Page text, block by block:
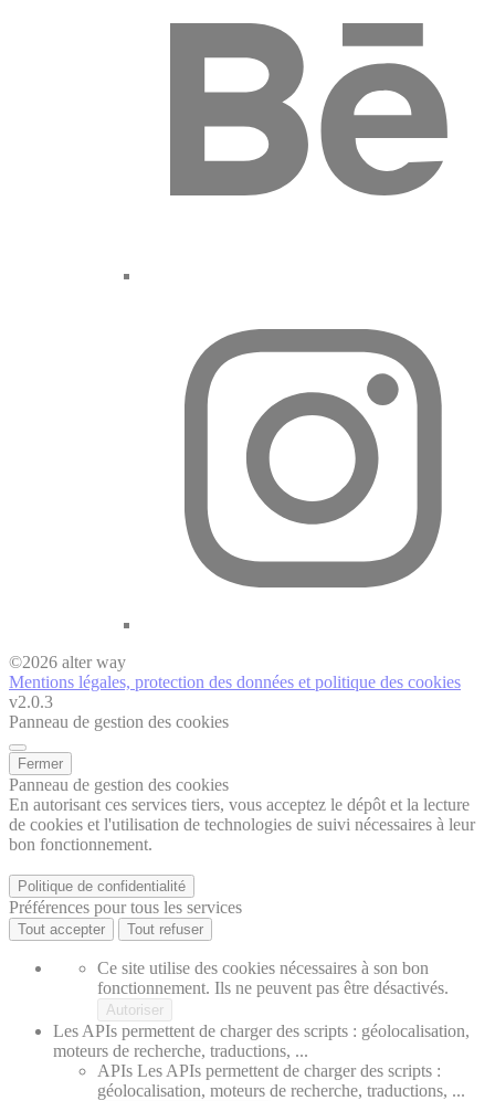
©2026 alter way
Mentions légales, protection des données et politique des cookies
v2.0.3
Panneau de gestion des cookies
Fermer
Panneau de gestion des cookies
En autorisant ces services tiers, vous acceptez le dépôt et la lecture
de cookies et l'utilisation de technologies de suivi nécessaires à leur
bon fonctionnement.
Politique de confidentialité
Préférences pour tous les services
Tout accepter Tout refuser
Ce site utilise des cookies nécessaires à son bon
fonctionnement. Ils ne peuvent pas être désactivés.
Autoriser
Les APIs permettent de charger des scripts : géolocalisation,
moteurs de recherche, traductions, ...
APIs Les APIs permettent de charger des scripts :
géolocalisation, moteurs de recherche, traductions, ...